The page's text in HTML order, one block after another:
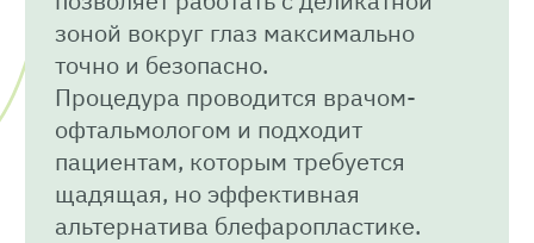
зоной вокруг глаз максимально
точно и безопасно.
Процедура проводится врачом-
офтальмологом и подходит
пациентам, которым требуется
щадящая, но эффективная
альтернатива блефаропластике.